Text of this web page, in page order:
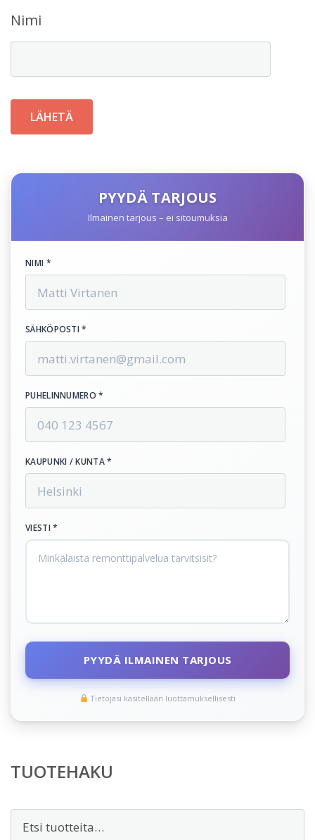
Nimi
PYYDÄ TARJOUS
Ilmainen tarjous – ei sitoumuksia
NIMI *
SÄHKÖPOSTI *
PUHELINNUMERO *
KAUPUNKI / KUNTA *
VIESTI *
PYYDÄ ILMAINEN TARJOUS
Tietojasi käsitellään luottamuksellisesti
TUOTEHAKU